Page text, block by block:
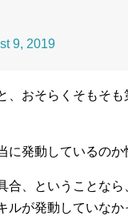
9, 2019
、おそらくそもそ
発動しているのか
合、ということな
が発動していなか